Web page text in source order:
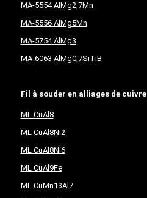
MA-5554 AlMg2,7Mn
MA-5556 AlMg5Mn
MA-5754 AlMg3
MA-6063 AlMg0,7SiTiB
Fil à souder en alliages de cuivre
ML CuAl8
ML CuAl8Ni2
ML CuAl8Ni6
ML CuAl9Fe
ML CuMn13Al7